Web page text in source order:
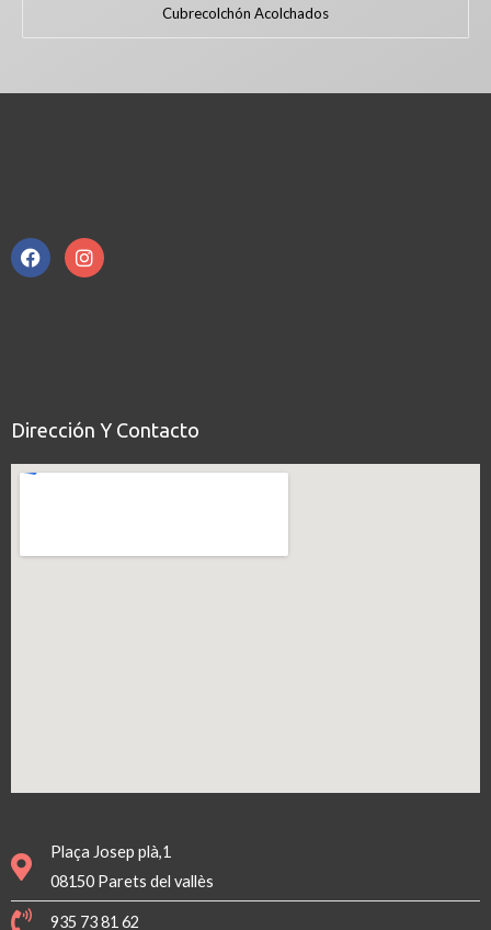
Cubrecolchón Acolchados
Dirección Y Contacto
Plaça Josep plà,1
08150 Parets del vallès
935 73 81 62